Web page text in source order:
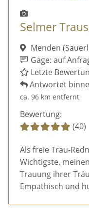
Selmer
Menden
Gage: auf
Letzte
Antwortet
ca. 96 km entfernt
Bewertung:
(40)
Als freie Trau-
Wichtigste,
Trauung ihrer
Empathisch und